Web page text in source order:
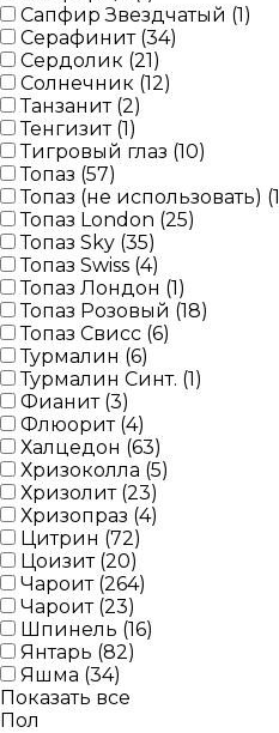
Сапфир Звездчатый (1)
Серафинит (34)
Сердолик (21)
Солнечник (12)
Танзанит (2)
Тенгизит (1)
Тигровый глаз (10)
Топаз (57)
Топаз (не использовать) (1
Топаз London (25)
Топаз Sky (35)
Топаз Swiss (4)
Топаз Лондон (1)
Топаз Розовый (18)
Топаз Свисс (6)
Турмалин (6)
Турмалин Синт. (1)
Фианит (3)
Флюорит (4)
Халцедон (63)
Хризоколла (5)
Хризолит (23)
Хризопраз (4)
Цитрин (72)
Цоизит (20)
Чароит (264)
Чароит (23)
Шпинель (16)
Янтарь (82)
Яшма (34)
Показать все
Пол